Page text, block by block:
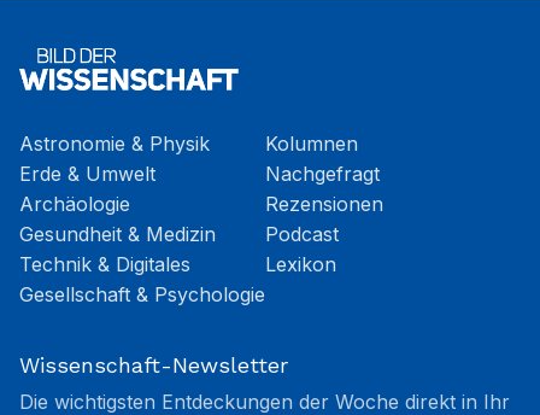
Astronomie & Physik
Erde & Umwelt
Archäologie
Gesundheit & Medizin
Technik & Digitales
Gesellschaft & Psychologie
Kolumnen
Nachgefragt
Rezensionen
Podcast
Lexikon
Wissenschaft-Newsletter
Die wichtigsten Entdeckungen der Woche direkt in Ihr